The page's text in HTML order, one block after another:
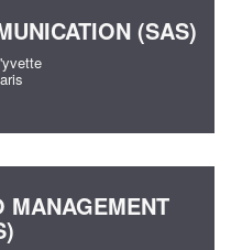
(SAS)
MANAGEMENT